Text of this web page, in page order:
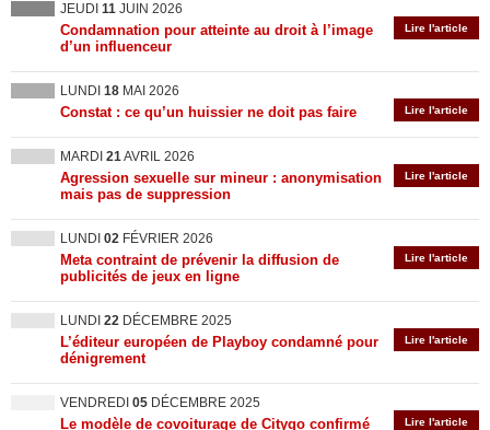
JEUDI 11 JUIN 2026
Lire l'article
Condamnation pour atteinte au droit à l’image
d’un influenceur
LUNDI 18 MAI 2026
Lire l'article
Constat : ce qu’un huissier ne doit pas faire
MARDI 21AVRIL 2026
Lire l'article
Agression sexuelle sur mineur : anonymisation
mais pas de suppression
LUNDI 02 FÉVRIER 2026
Lire l'article
Meta contraint de prévenir la diffusion de
publicités de jeux en ligne
LUNDI 22 DÉCEMBRE 2025
Lire l'article
L’éditeur européen de Playboy condamné pour
dénigrement
VENDREDI 05 DÉCEMBRE 2025
Lire l'article
Le modèle de covoiturage de Citygo confirmé